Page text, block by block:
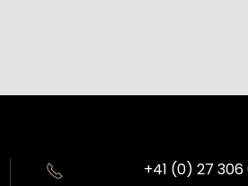
+41 (0) 27